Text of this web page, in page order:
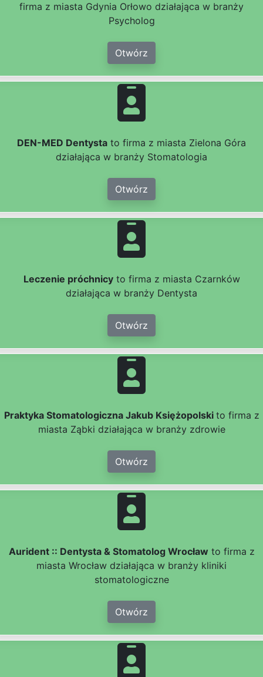
firma z miasta Gdynia Orłowo działająca w branży
Psycholog
Otwórz
DEN-MED Dentysta to firma z miasta Zielona Góra
działająca w branży Stomatologia
Otwórz
Leczenie próchnicyto firma z miasta Czarnków
działająca w branży Dentysta
Otwórz
Praktyka Stomatologiczna Jakub Księżopolski to firma z
miasta Ząbki działająca w branży zdrowie
Otwórz
Aurident :: Dentysta & Stomatolog Wrocław to firma z
miasta Wrocław działająca w branży kliniki
stomatologiczne
Otwórz